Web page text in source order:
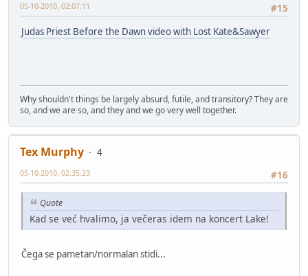
#15
05-10-2010, 02:07:11
Judas Priest Before the Dawn video with Lost Kate&Sawyer
Why shouldn't things be largely absurd, futile, and transitory? They are
so, and we are so, and they and we go very well together.
Tex Murphy
4
#16
05-10-2010, 02:35:23
Quote
Kad se već hvalimo, ja večeras idem na koncert Lake!
Čega se pametan/normalan stidi...